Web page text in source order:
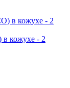
кожухе - 2